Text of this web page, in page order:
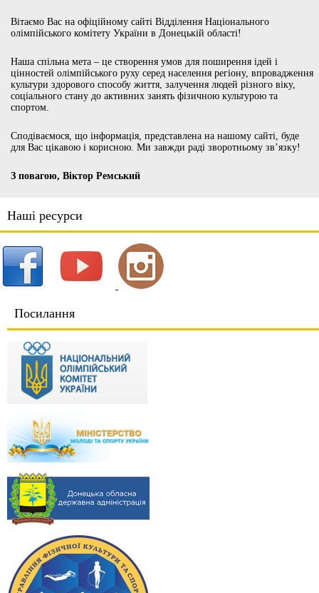
Вітаємо Вас на офіційному сайті Відділення Національного
олімпійського комітету України в Донецькій області!
Наша спільна мета – це створення умов для поширення ідей і
цінностей олімпійського руху серед населення регіону, впровадження
культури здорового способу життя, залучення людей різного віку,
соціального стану до активних занять фізичною культурою та
спортом.
Сподіваємося, що інформація, представлена на нашому сайті, буде
для Вас цікавою і корисною. Ми завжди раді зворотньому зв’язку!
З повагою, Віктор Ремський
Наші ресурси
Посилання